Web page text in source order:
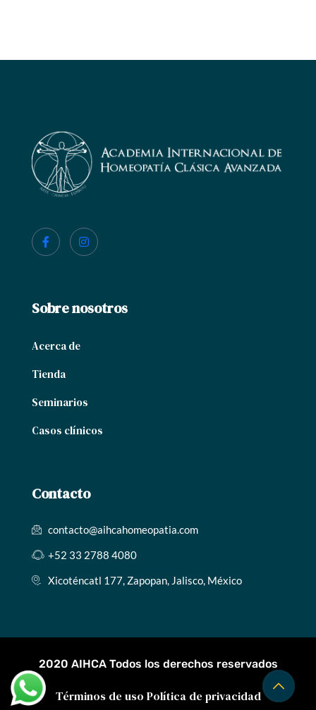
Sobre nosotros
Acerca de
Tienda
Seminarios
Casos clínicos
Contacto
contacto@aihcahomeopatia.com
+52 33 2788 4080
Xicoténcatl 177, Zapopan, Jalisco, México
2020 AIHCA Todos los derechos reservados
Términos de uso Política de privacidad